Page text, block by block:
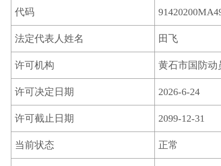
代码
法定代表人姓名 田飞
许可机构 黄石市国防动
许可决定日期 2026-6-24
许可截止日期 2099-12-31
当前状态 正常